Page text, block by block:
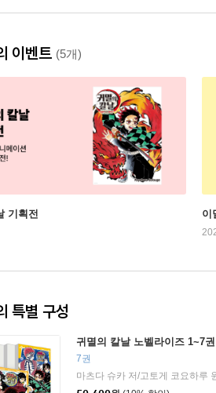
이벤트 (5개)
기획전 이
특별 구성
귀멸의 칼날 노벨라이즈 1~7
7권
마츠다 슈카 저/고토게 코요하루